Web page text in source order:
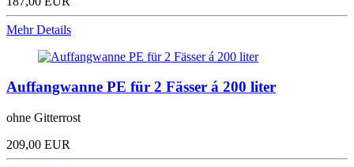
Mehr Details
Auffangwanne PE für 2 Fässer á 200 liter
ohne Gitterrost
209,00 EUR